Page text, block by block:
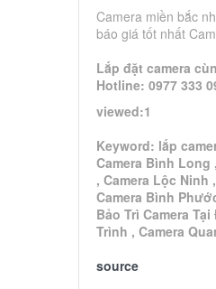
Camera miền bắc
báo giá tốt nhất
Lắp đặt camera
Hotline: 0977 333
viewed:1
Keyword: lắp
Camera Bình Long
, Camera Lộc
Camera Bình
Bảo Trì Camera
Trình , Camera
source